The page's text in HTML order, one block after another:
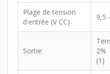
Plage de tension
d'entrée (V CC)
9,5
Sortie:
2%
(1)